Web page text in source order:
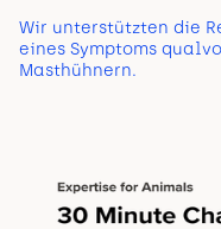
Wir unterstützten die
eines Symptoms
Masthühnern.